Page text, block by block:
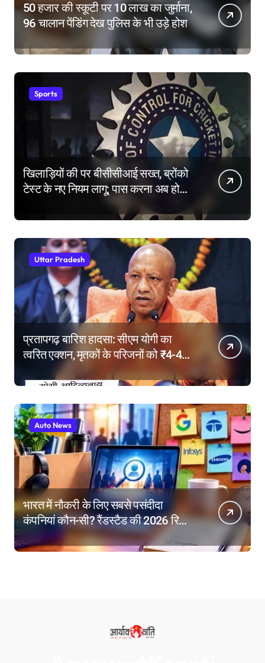
50 हजार की स्कूटी पर 10 लाख का जुर्माना,
96 चालान पेंडिंग देख पुलिस के भी उड़े होश
Sports
खिलाड़ियों की पर बीसीसीआई सख्त, ब्रोंको
टेस्ट के नए नियम लागू; पास करना अब होगा
Uttar Pradesh
प्रतापगढ़ बारिश हादसा: सीएम योगी का
त्वरित एक्शन, मृतकों के परिजनों को ₹4-4
लाख की सहायता, घायलों के बेहतर इलाज के
निर्देश
Auto News
भारत में नौकरी के लिए सबसे पसंदीदा
कंपनियां कौन-सी? रैंडस्टैड की 2026 रिपोर्ट
में गूगल नंबर-1